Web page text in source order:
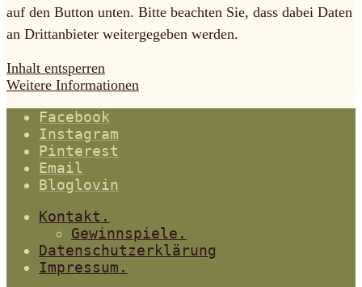
auf den Button unten. Bitte beachten Sie, dass dabei Daten
an Drittanbieter weitergegeben werden.
Inhalt entsperren
Weitere Informationen
Facebook
Instagram
Pinterest
Email
Bloglovin
Kontakt.
Gewinnspiele.
Datenschutzerklärung
Impressum.